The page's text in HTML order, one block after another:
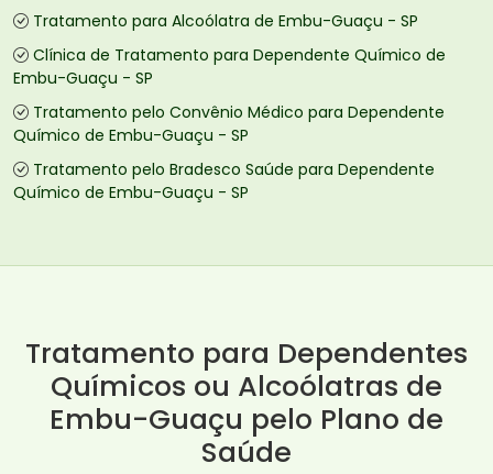
Tratamento para Alcoólatra de Embu-Guaçu - SP
Clínica de Tratamento para Dependente Químico de
Embu-Guaçu - SP
Tratamento pelo Convênio Médico para Dependente
Químico de Embu-Guaçu - SP
Tratamento pelo Bradesco Saúde para Dependente
Químico de Embu-Guaçu - SP
Tratamento para Dependentes
Químicos ou Alcoólatras de
Embu-Guaçu pelo Plano de
Saúde